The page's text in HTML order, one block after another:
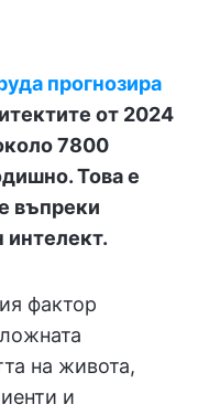
прогнозира
от 2024
7800
Това е
въпреки
интелект.
фактор
на живота,
и